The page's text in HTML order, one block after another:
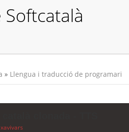
» Llengua i traducció de programari
xavivars